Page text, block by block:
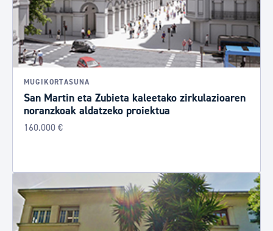
MUGIKORTASUNA
San Martin eta Zubieta kaleetako zirkulazioaren
noranzkoak aldatzeko proiektua
160.000 €